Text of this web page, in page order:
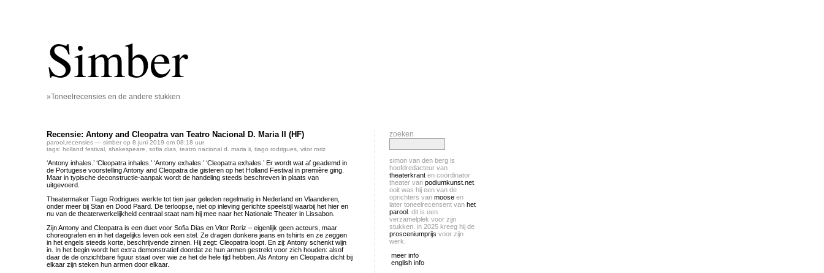
Simber
»Toneelrecensies en de andere stukken
Recensie: Antony and Cleopatra van Teatro Nacional D. Maria II (HF)
parool recensies — simber op 8 juni 2019 om 08:18 uur
tags: holland festival shakespeare sofia dias teatro nacional d. maria ii tiago rodrigues vitor roriz
‘Antony inhales.’ ‘Cleopatra inhales.’ ‘Antony exhales.’ ‘Cleopatra exhales.’ Er wordt wat af geademd in
de Portugese voorstelling Antony and Cleopatra die gisteren op het Holland Festival in première ging.
Maar in typische deconstructie-aanpak wordt de handeling steeds beschreven in plaats van
uitgevoerd.
Theatermaker Tiago Rodrigues werkte tot tien jaar geleden regelmatig in Nederland en Vlaanderen,
onder meer bij Stan en Dood Paard. De terloopse, niet op inleving gerichte speelstijl waarbij het hier en
nu van de theaterwerkelijkheid centraal staat nam hij mee naar het Nationale Theater in Lissabon.
Zijn Antony and Cleopatra is een duet voor Sofia Dias en Vitor Roriz – eigenlijk geen acteurs, maar
choreografen en in het dagelijks leven ook een stel. Ze dragen donkere jeans en tshirts en ze zeggen
in het engels steeds korte, beschrijvende zinnen. Hij zegt: Cleopatra loopt. En zij: Antony schenkt wijn
in. In het begin wordt het extra demonstratief doordat ze hun armen gestrekt voor zich houden: alsof
daar de de onzichtbare figuur staat over wie ze het de hele tijd hebben. Als Antony en Cleopatra dicht bij
elkaar zijn steken hun armen door elkaar.
zoeken
simon van den berg is
hoofdredacteur van
theaterkrant en coördinator
theater van podiumkunst.net
ooit was hij een van de
oprichters van moose en
later toneelrecensent van het
parool . dit is een
verzamelplek voor zijn
stukken. in 2025 kreeg hij de
prosceniumprijs voor zijn
werk.
meer info
english info